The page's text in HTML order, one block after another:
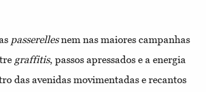
passerellesnem nas maiores campanhas
graffitis, passos apressados e a energia
das avenidas movimentadas e recantos